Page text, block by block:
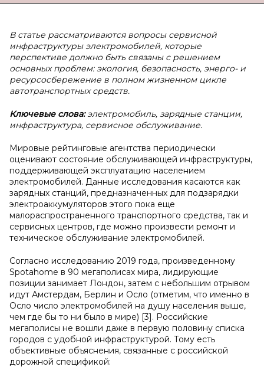
В статье рассматриваются вопросы сервисной
инфраструктуры электромобилей, которые
перспективе должно быть связаны с решением
основных проблем: экология, безопасность, энерго- и
ресурсосбережение в полном жизненном цикле
автотранспортных средств.
Ключевые слова:электромобиль, зарядные станции,
инфраструктура, сервисное обслуживание.
Мировые рейтинговые агентства периодически
оценивают состояние обслуживающей инфраструктуры,
поддерживающей эксплуатацию населением
электромобилей. Данные исследования касаются как
зарядных станций, предназначенных для подзарядки
электроаккумуляторов этого пока еще
малораспространенного транспортного средства, так и
сервисных центров, где можно произвести ремонт и
техническое обслуживание электромобилей.
Согласно исследованию 2019 года, произведенному
Spotahome в 90 мегаполисах мира, лидирующие
позиции занимает Лондон, затем с небольшим отрывом
идут Амстердам, Берлин и Осло (отметим, что именно в
Осло число электромобилей на душу населения выше,
чем где бы то ни было в мире) [3]. Российские
мегаполисы не вошли даже в первую половину списка
городов с удобной инфраструктурой. Тому есть
объективные объяснения, связанные с российской
дорожной спецификой: